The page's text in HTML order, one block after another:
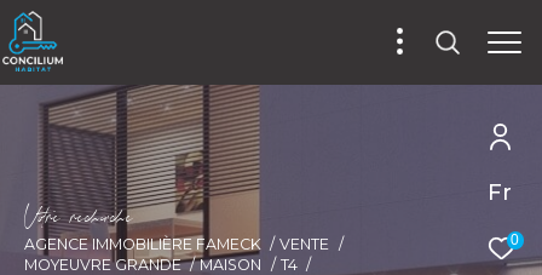
Fr
0
Vore recece
AGENCE IMMOBILIÈRE FAMECK
VENTE
MOYEUVRE GRANDE
MAISON
T4